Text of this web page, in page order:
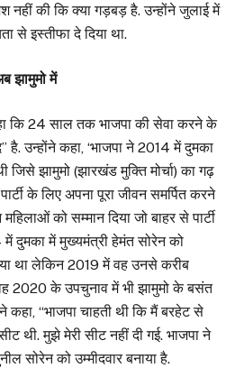
नहीं की कि क्या गड़बड़ है. उन्होंने जुलाई में
से इस्तीफा दे दिया था.
झामुमो में
कि 24 साल तक भाजपा की सेवा करने के
है. उन्होंने कहा, ‘भाजपा ने 2014 में दुमका
जिसे झामुमो (झारखंड मुक्ति मोर्चा) का गढ़
के लिए अपना पूरा जीवन समर्पित करने
को सम्मान दिया जो बाहर से पार्टी
में दुमका में मुख्यमंत्री हेमंत सोरेन को
था लेकिन 2019 में वह उनसे करीब
2020 के उपचुनाव में भी झामुमो के बसंत
कहा, ‘‘भाजपा चाहती थी कि मैं बरहेट से
थी. मुझे मेरी सीट नहीं दी गई. भाजपा ने
सोरेन को उम्मीदवार बनाया है.